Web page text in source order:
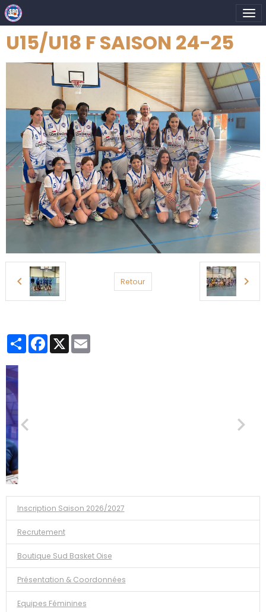
U15/U18 F SAISON 24-25
Retour
PartagerFacebook
X
Inscription Saison 2026/2027
Recrutement
Boutique Sud Basket Oise
Présentation & Coordonnées
Equipes Féminines